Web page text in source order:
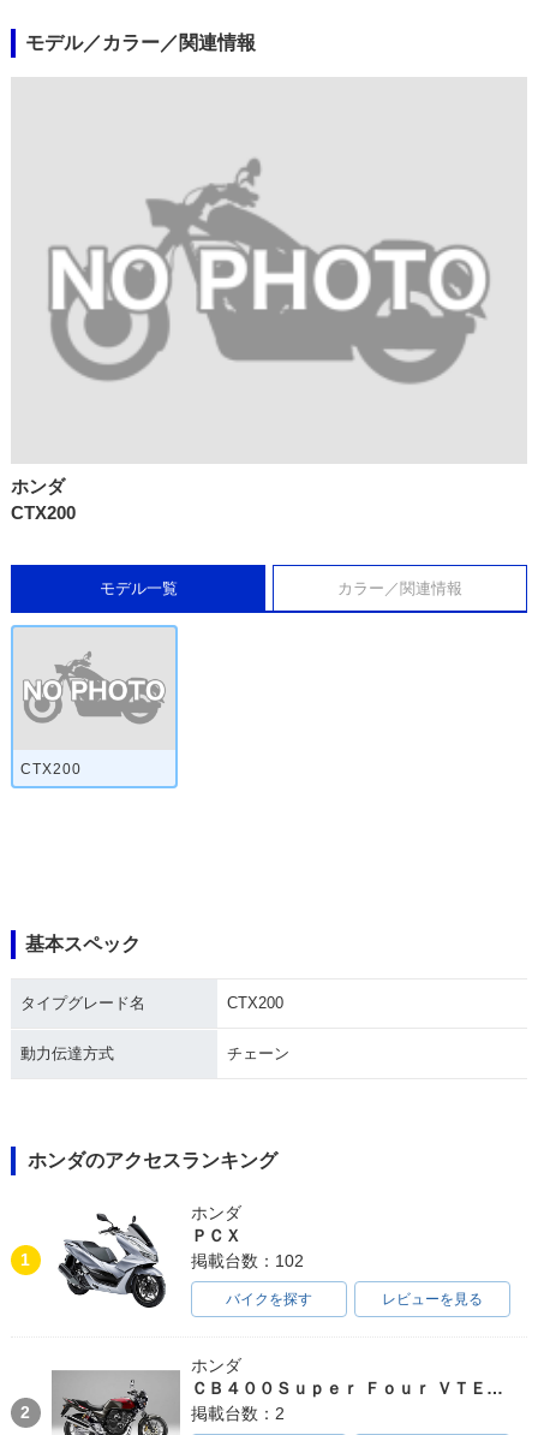
モデル／カラー／関連情報
ホンダ
CTX200
モデル一覧 カラー／関連情報
CTX200
基本スペック
タイプグレード名 CTX200
動力伝達方式 チェーン
ホンダのアクセスランキング
1
ホンダ
ＰＣＸ
掲載台数：102
バイクを探す レビューを見る
2
ホンダ
ＣＢ４００Ｓｕｐｅｒ Ｆｏｕｒ ＶＴＥＣ ＳＰＥＣ３
掲載台数：2